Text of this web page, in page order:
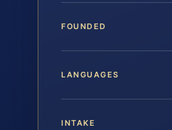
FOUNDED
LANGUAGES
INTAKE